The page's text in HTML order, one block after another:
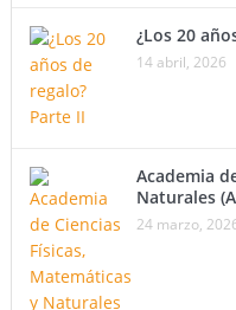
¿Los 20
14 abril, 2026
Academia
Naturales
24 marzo,